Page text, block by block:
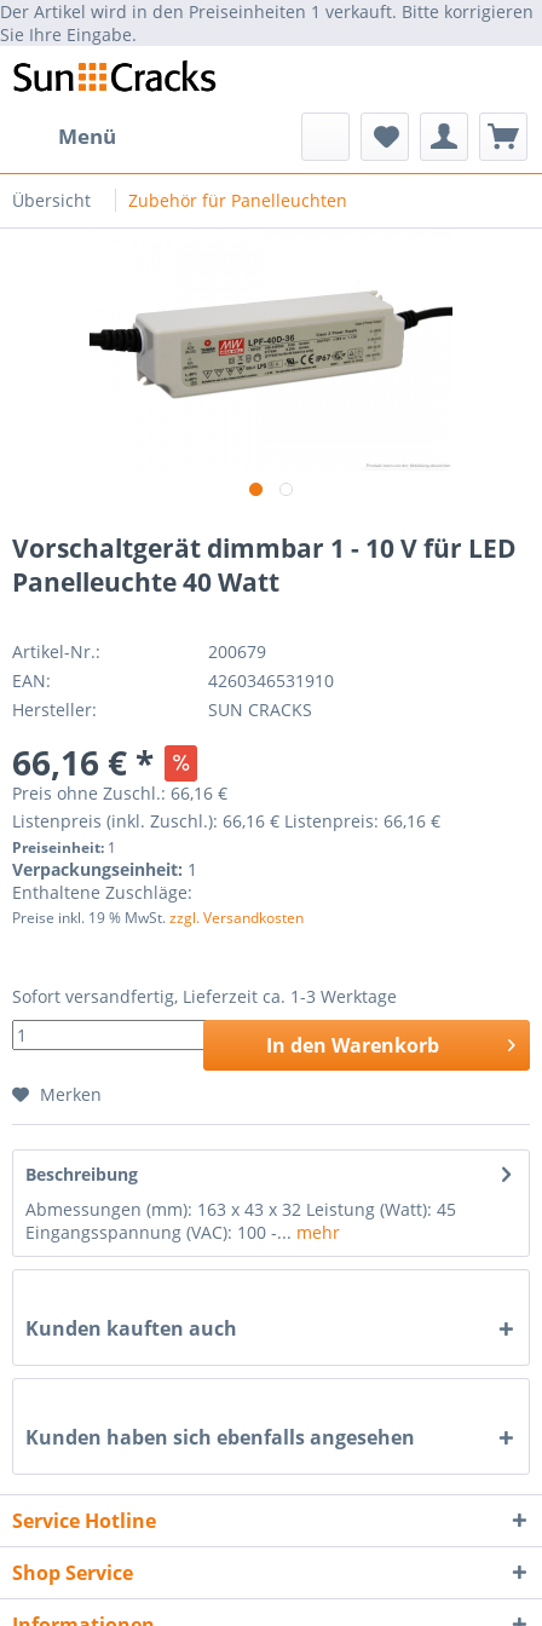
Der Artikel wird in den Preiseinheiten 1 verkauft. Bitte korrigieren
Sie Ihre Eingabe.
Menü
Übersicht Zubehör für Panelleuchten
Vorschaltgerät dimmbar 1 - 10 V für LED
Panelleuchte 40 Watt
Artikel-Nr.:
200679
EAN:
4260346531910
Hersteller:
SUN CRACKS
66,16 € *
Preis ohne Zuschl.: 66,16 €
Listenpreis (inkl. Zuschl.): 66,16 € Listenpreis: 66,16 €
Preiseinheit: 1
Verpackungseinheit: 1
Enthaltene Zuschläge:
Preise inkl. 19 % MwSt.zzgl. Versandkosten
Sofort versandfertig, Lieferzeit ca. 1-3 Werktage
In den Warenkorb
Merken
Beschreibung
Abmessungen (mm): 163 x 43 x 32 Leistung (Watt): 45
Eingangsspannung (VAC): 100 -... mehr
Kunden kauften auch
Kunden haben sich ebenfalls angesehen
Service Hotline
Shop Service